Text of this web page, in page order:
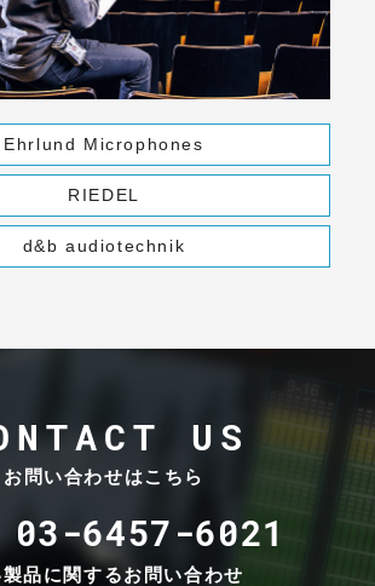
Ehrlund Microphones
RIEDEL
d&b audiotechnik
US
お問い合わせはこちら
03-6457-6021
品に関するお問い合わせ